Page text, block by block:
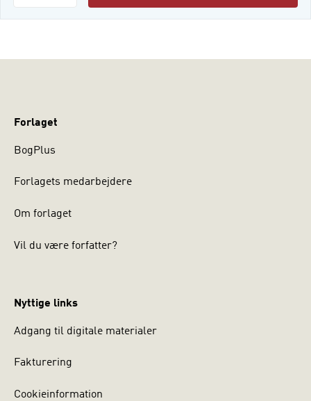
Forlaget
BogPlus
Forlagets medarbejdere
Om forlaget
Vil du være forfatter?
Nyttige links
Adgang til digitale materialer
Fakturering
Cookieinformation